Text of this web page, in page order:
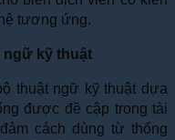
tương ứng.
ngữ kỹ thuật
thuật ngữ kỹ thuật dựa
được đề cập trong tài
cách dùng từ thống